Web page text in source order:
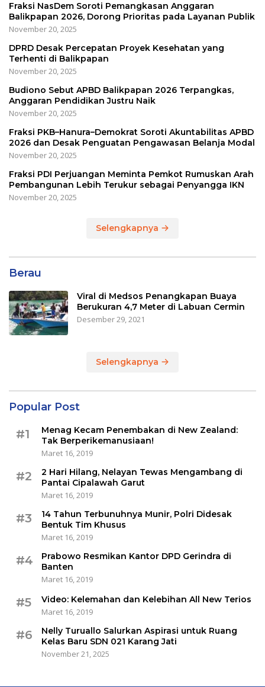
Fraksi NasDem Soroti Pemangkasan Anggaran
Balikpapan 2026, Dorong Prioritas pada Layanan Publik
November 20, 2025
DPRD Desak Percepatan Proyek Kesehatan yang
Terhenti di Balikpapan
November 20, 2025
Budiono Sebut APBD Balikpapan 2026 Terpangkas,
Anggaran Pendidikan Justru Naik
November 20, 2025
Fraksi PKB–Hanura–Demokrat Soroti Akuntabilitas APBD
2026 dan Desak Penguatan Pengawasan Belanja Modal
November 20, 2025
Fraksi PDI Perjuangan Meminta Pemkot Rumuskan Arah
Pembangunan Lebih Terukur sebagai Penyangga IKN
November 20, 2025
Selengkapnya
Berau
Viral di Medsos Penangkapan Buaya
Berukuran 4,7 Meter di Labuan Cermin
Desember 29, 2021
Selengkapnya
Popular Post
#1
Menag Kecam Penembakan di New Zealand:
Tak Berperikemanusiaan!
Maret 16, 2019
#2
2 Hari Hilang, Nelayan Tewas Mengambang di
Pantai Cipalawah Garut
Maret 16, 2019
#3
14 Tahun Terbunuhnya Munir, Polri Didesak
Bentuk Tim Khusus
Maret 16, 2019
#4
Prabowo Resmikan Kantor DPD Gerindra di
Banten
Maret 16, 2019
#5
Video: Kelemahan dan Kelebihan All New Terios
Maret 16, 2019
#6
Nelly Turuallo Salurkan Aspirasi untuk Ruang
Kelas Baru SDN 021 Karang Jati
November 21, 2025